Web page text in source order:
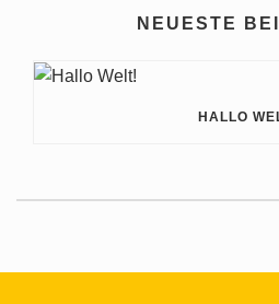
NEUESTE
HALLO